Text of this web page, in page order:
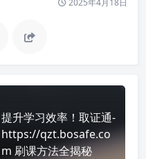
提升学习效率！取证通-
https://qzt.bosafe.co
m 刷课方法全揭秘